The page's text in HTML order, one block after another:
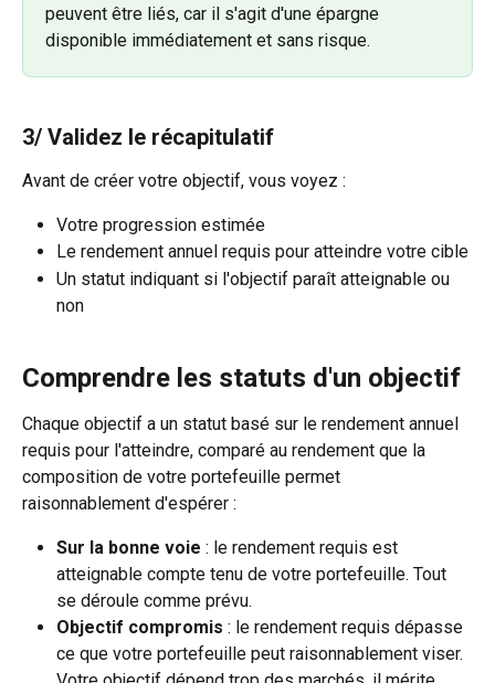
peuvent être liés, car il s'agit d'une épargne
disponible immédiatement et sans risque.
3/ Validez le récapitulatif
Avant de créer votre objectif, vous voyez :
Votre progression estimée
Le rendement annuel requis pour atteindre votre cible
Un statut indiquant si l'objectif paraît atteignable ou
non
Comprendre les statuts d'un objectif
Chaque objectif a un statut basé sur le rendement annuel
requis pour l'atteindre, comparé au rendement que la
composition de votre portefeuille permet
raisonnablement d'espérer :
Sur la bonne voie : le rendement requis est
atteignable compte tenu de votre portefeuille. Tout
se déroule comme prévu.
Objectif compromis : le rendement requis dépasse
ce que votre portefeuille peut raisonnablement viser.